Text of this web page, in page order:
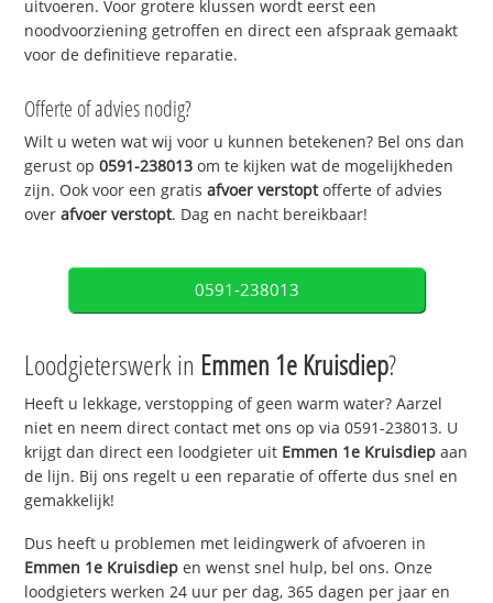
uitvoeren. Voor grotere klussen wordt eerst een
noodvoorziening getroffen en direct een afspraak gemaakt
voor de definitieve reparatie.
Offerte of advies nodig?
Wilt u weten wat wij voor u kunnen betekenen? Bel ons dan
gerust op0591-238013 om te kijken wat de mogelijkheden
zijn. Ook voor een gratisafvoer verstoptofferte of advies
overafvoer verstopt. Dag en nacht bereikbaar!
0591-238013
Loodgieterswerk in Emmen 1e Kruisdiep?
Heeft u lekkage, verstopping of geen warm water? Aarzel
niet en neem direct contact met ons op via 0591-238013. U
krijgt dan direct een loodgieter uit Emmen 1e Kruisdiep aan
de lijn. Bij ons regelt u een reparatie of offerte dus snel en
gemakkelijk!
Dus heeft u problemen met leidingwerk of afvoeren in
Emmen 1e Kruisdiep en wenst snel hulp, bel ons. Onze
loodgieters werken 24 uur per dag, 365 dagen per jaar en